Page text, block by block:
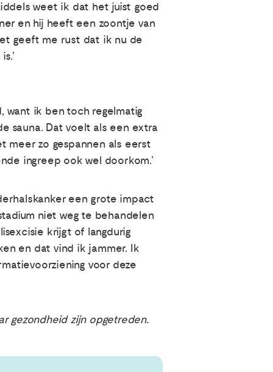
weet ik dat het juist goed
en hij heeft een zoontje van
geeft me rust dat ik nu de
want ik ben toch regelmatig
sauna. Dat voelt als een extra
meer zo gespannen als eerst
ingreep ook wel doorkom.’
een grote impact
niet weg te behandelen
krijgt of langdurig
en dat vind ik jammer. Ik
voor deze
gezondheid zijn opgetreden.